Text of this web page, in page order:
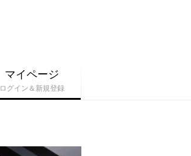
マイページ
ログイン＆新規登録